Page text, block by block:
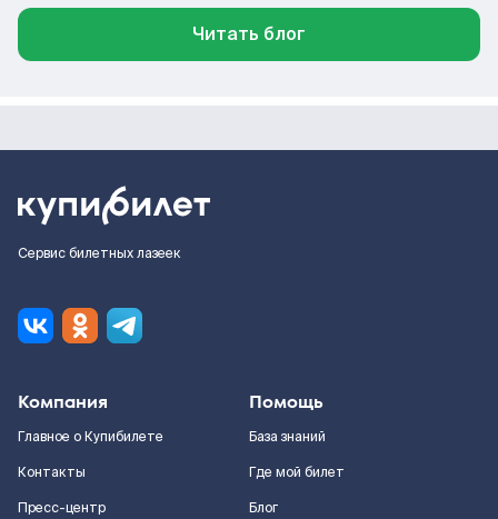
Читать блог
Сервис билетных лазеек
Компания
Главное о Купибилете
Контакты
Пресс-центр
Помощь
База знаний
Где мой билет
Блог